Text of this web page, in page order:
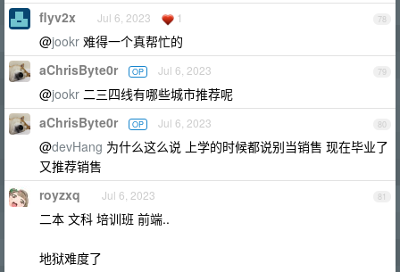
78
flyv2x Jul 6, 2023 1
@jookr 难得一个真帮忙的
79
aChrisByte0r OP Jul 6, 2023
@jookr 二三四线有哪些城市推荐呢
80
aChrisByte0r OP Jul 6, 2023
@devHang 为什么这么说 上学的时候都说别当销售 现在毕业了
又推荐销售
81
royzxq Jul 6, 2023
二本 文科 培训班 前端..
地狱难度了